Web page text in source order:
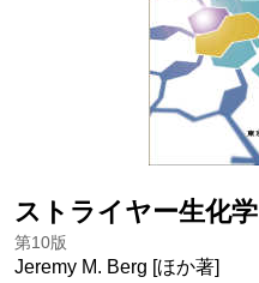
ストライヤー生化学
第10版
Jeremy M. Berg [ほか著]